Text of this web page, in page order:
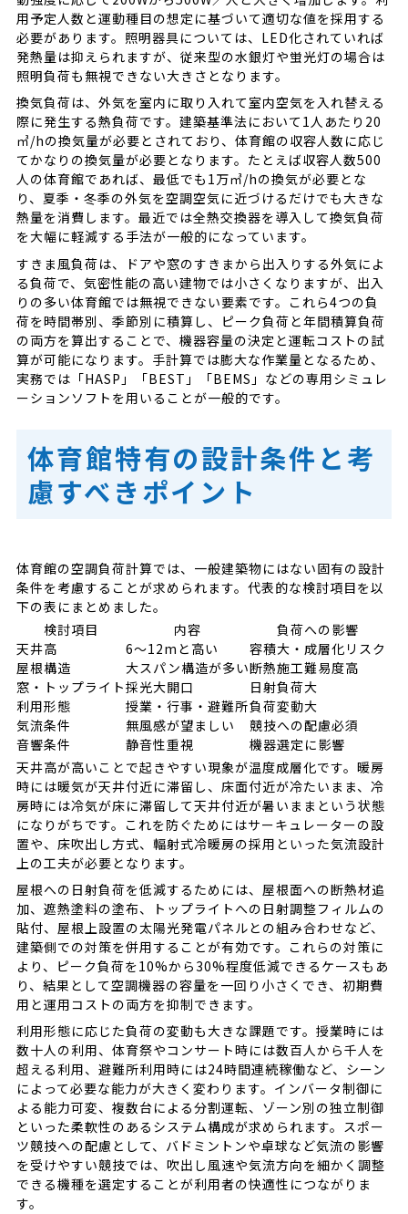
用予定人数と運動種目の想定に基づいて適切な値を採用する
必要があります。照明器具については、LED化されていれば
発熱量は抑えられますが、従来型の水銀灯や蛍光灯の場合は
照明負荷も無視できない大きさとなります。
換気負荷は、外気を室内に取り入れて室内空気を入れ替える
際に発生する熱負荷です。建築基準法において1人あたり20
㎥/hの換気量が必要とされており、体育館の収容人数に応じ
てかなりの換気量が必要となります。たとえば収容人数500
人の体育館であれば、最低でも1万㎥/hの換気が必要とな
り、夏季・冬季の外気を空調空気に近づけるだけでも大きな
熱量を消費します。最近では全熱交換器を導入して換気負荷
を大幅に軽減する手法が一般的になっています。
すきま風負荷は、ドアや窓のすきまから出入りする外気によ
る負荷で、気密性能の高い建物では小さくなりますが、出入
りの多い体育館では無視できない要素です。これら4つの負
荷を時間帯別、季節別に積算し、ピーク負荷と年間積算負荷
の両方を算出することで、機器容量の決定と運転コストの試
算が可能になります。手計算では膨大な作業量となるため、
実務では「HASP」「BEST」「BEMS」などの専用シミュレ
ーションソフトを用いることが一般的です。
体育館特有の設計条件と考
慮すべきポイント
体育館の空調負荷計算では、一般建築物にはない固有の設計
条件を考慮することが求められます。代表的な検討項目を以
下の表にまとめました。
検討項目
内容
負荷への影響
天井高
6〜12mと高い
容積大・成層化リスク
屋根構造
大スパン構造が多い断熱施工難易度高
窓・トップライト採光大開口
日射負荷大
利用形態
授業・行事・避難所負荷変動大
気流条件
無風感が望ましい
競技への配慮必須
音響条件
静音性重視
機器選定に影響
天井高が高いことで起きやすい現象が温度成層化です。暖房
時には暖気が天井付近に滞留し、床面付近が冷たいまま、冷
房時には冷気が床に滞留して天井付近が暑いままという状態
になりがちです。これを防ぐためにはサーキュレーターの設
置や、床吹出し方式、輻射式冷暖房の採用といった気流設計
上の工夫が必要となります。
屋根への日射負荷を低減するためには、屋根面への断熱材追
加、遮熱塗料の塗布、トップライトへの日射調整フィルムの
貼付、屋根上設置の太陽光発電パネルとの組み合わせなど、
建築側での対策を併用することが有効です。これらの対策に
より、ピーク負荷を10%から30%程度低減できるケースもあ
り、結果として空調機器の容量を一回り小さくでき、初期費
用と運用コストの両方を抑制できます。
利用形態に応じた負荷の変動も大きな課題です。授業時には
数十人の利用、体育祭やコンサート時には数百人から千人を
超える利用、避難所利用時には24時間連続稼働など、シーン
によって必要な能力が大きく変わります。インバータ制御に
よる能力可変、複数台による分割運転、ゾーン別の独立制御
といった柔軟性のあるシステム構成が求められます。スポー
ツ競技への配慮として、バドミントンや卓球など気流の影響
を受けやすい競技では、吹出し風速や気流方向を細かく調整
できる機種を選定することが利用者の快適性につながりま
す。